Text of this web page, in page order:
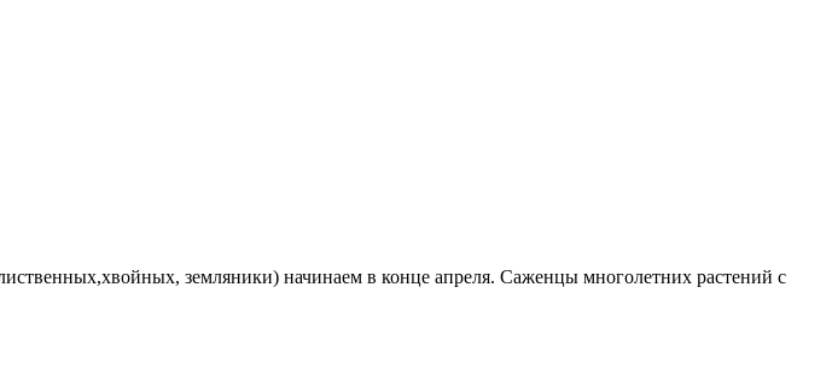
земляники) начинаем в конце апреля. Саженцы многолетних растений с